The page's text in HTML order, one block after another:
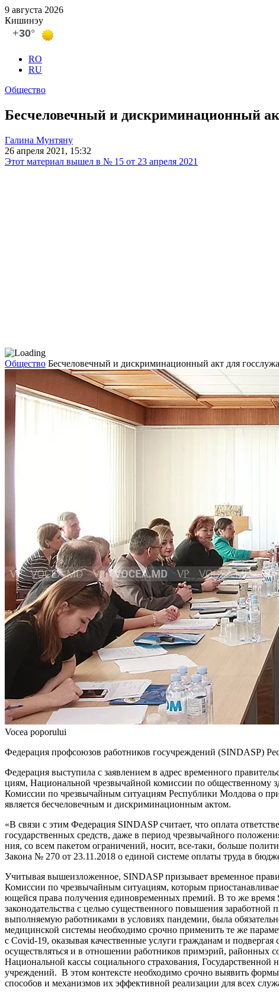
9 августа 2026
Кишинэу
RO
RU
Общество
Бесчеловечный и дискриминационный
Галина Мунтяну
26 апреля 2021, 15:32
Этот материал вышел в № 15 от 23 апреля 2021
Общество Бесчеловечный и дискриминационный акт для
Vocea poporului
Федерация профсоюзов работников госучреждений (SINDASP)
Федерация выступила с заяв­лением в адрес временного
циям, Национальной чрезвычай­ной комиссии по общественному
Комис­сии по чрезвычайным ситуа­циям Республики Молдова о
является бесчеловечным и дискриминаци­онным актом.
«В связи с этим Федерация SINDASP считает, что оплата
государственных средств, даже в период чрезвычайного
ния, со всем пакетом ограни­чений, носит, все-таки, больше
Закона № 270 от 23.11.2018 о единой системе оплаты труда в
Учитывая вышеизложенное, SINDASP призывает временное
Комиссии по чрезвычайным ситу­ациям, которым
ющейся права получения едино­временных премий. В то же время
законодательства с целью существенного повышения заработной
выполняемую работни­ками в условиях пандемии, была
медицинской системы необхо­димо срочно применить те же
с Covid-19, оказывая качествен­ные услуги гражданам и
осуществляться и в отношении работников примэрий, районных
Национальной кассы социального стра­хования,
учреждений. В этом контексте необходимо срочно выявить
способов и механиз­мов их эффективной реализации для всех